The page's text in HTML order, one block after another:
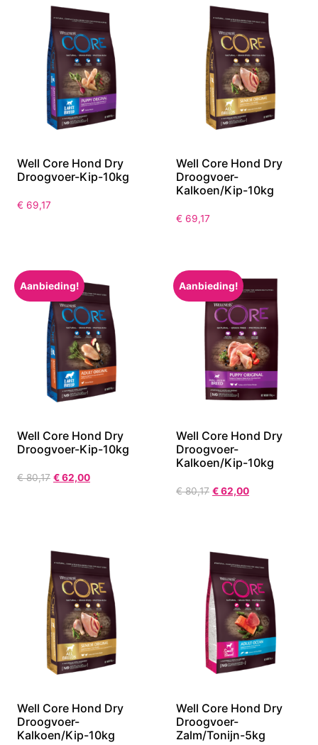
Well Core Hond Dry
Droogvoer-Kip-10kg
€ 69,17
Well Core Hond Dry
Droogvoer-
Kalkoen/Kip-10kg
€ 69,17
Aanbieding!
Well Core Hond Dry
Droogvoer-Kip-10kg
€80,17 €62,00
Aanbieding!
Well Core Hond Dry
Droogvoer-
Kalkoen/Kip-10kg
€80,17 €62,00
Well Core Hond Dry
Droogvoer-
Kalkoen/Kip-10kg
Well Core Hond Dry
Droogvoer-
Zalm/Tonijn-5kg